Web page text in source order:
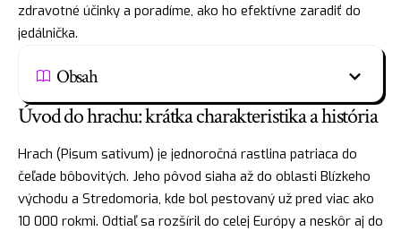
zdravotné účinky a poradíme, ako ho efektívne zaradiť do
jedálnička.
Obsah
Úvod do hrachu: krátka charakteristika a história
Hrach (Pisum sativum) je jednoročná rastlina patriaca do
čeľade bôbovitých. Jeho pôvod siaha až do oblasti Blízkeho
východu a Stredomoria, kde bol pestovaný už pred viac ako
10 000 rokmi. Odtiaľ sa rozšíril do celej Európy a neskôr aj do